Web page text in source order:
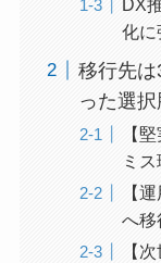
DX
化に
移行先
った選
【
ミ
【
へ移
【